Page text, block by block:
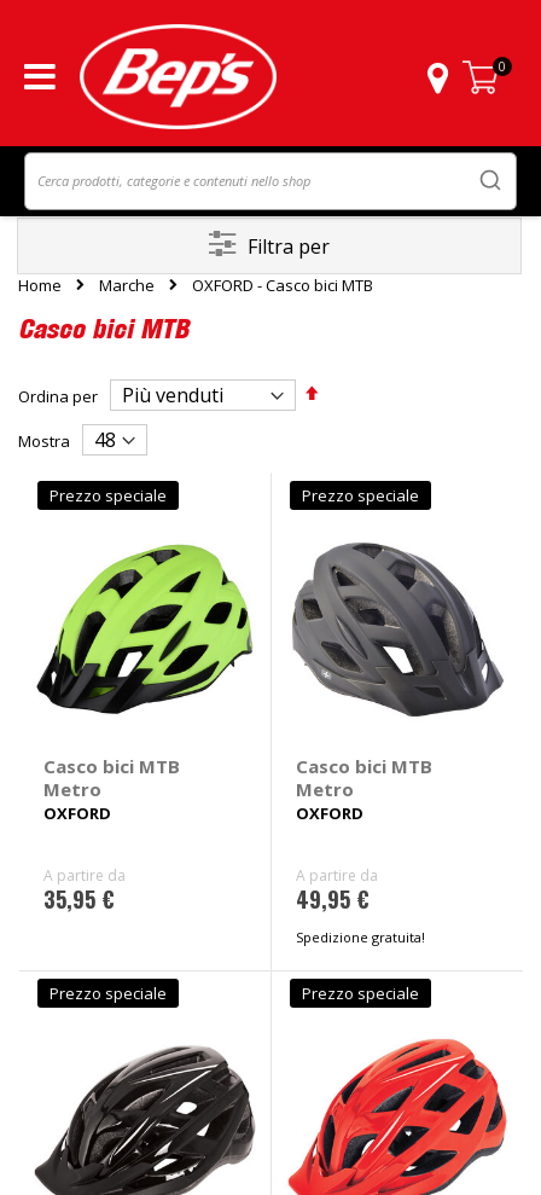
Carrello
0
Home Marche OXFORD - Casco bici MTB
Casco bici MTB
Ordina per
Imposta
Mostra
Prezzo speciale
Casco bici MTB
Metro
OXFORD
A partire da
35,95 €
Prezzo speciale
Casco bici MTB
Metro
OXFORD
A partire da
49,95 €
Spedizione gratuita!
Prezzo speciale Prezzo speciale
Filtra per